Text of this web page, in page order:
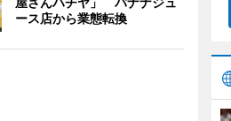
ース店から業態転換